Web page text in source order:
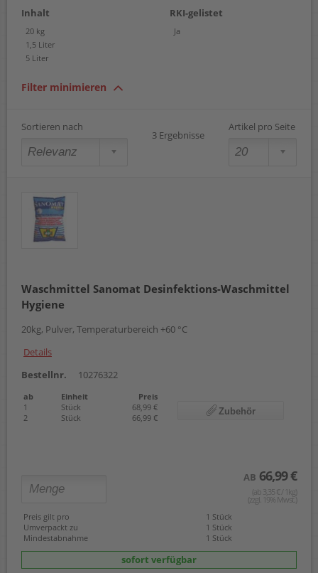
Inhalt
20 kg
1,5 Liter
5 Liter
RKI-gelistet
Ja
Filter minimieren
Sortieren nach
3 Ergebnisse
Artikel pro Seite
Waschmittel Sanomat Desinfektions-Waschmittel
Hygiene
20kg, Pulver, Temperaturbereich +60 °C
Details
Bestellnr.
10276322
ab Einheit
Preis
1
Stück
68,99 €
2
Stück 66,99 €
Zubehör
AB 66,99 €
(ab 3,35 € / 1kg)
(zzgl. 19% Mwst.)
Preis gilt pro
1 Stück
Umverpackt zu
1 Stück
Mindestabnahme
1 Stück
sofort verfügbar